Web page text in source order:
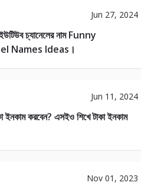
Jun 27, 2024
চ্যানেলের নাম Funny
Names Ideas।
Jun 11, 2024
ইনকাম করবেন? এসইও শিখে টাকা ইনকাম
23
WRITING
Nov 01, 202345
WRITING